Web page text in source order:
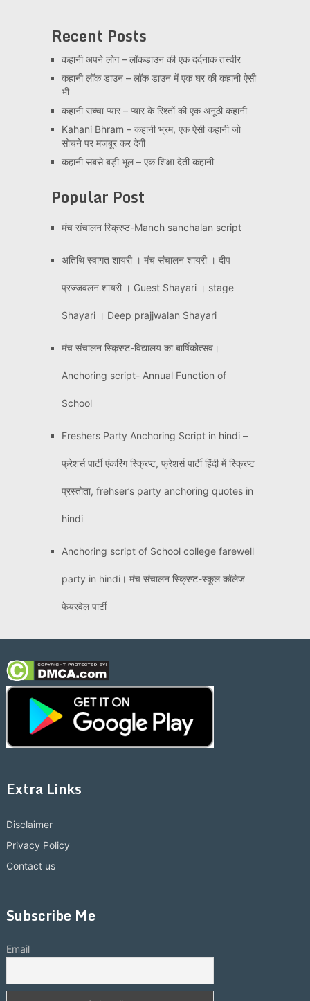
Recent Posts
कहानी अपने लोग – लॉकडाउन की एक दर्दनाक तस्वीर
कहानी लॉक डाउन – लॉक डाउन में एक घर की कहानी ऐसी
भी
कहानी सच्चा प्यार – प्यार के रिश्तों की एक अनूठी कहानी
Kahani Bhram – कहानी भ्रम, एक ऐसी कहानी जो
सोचने पर मज़बूर कर देगी
कहानी सबसे बड़ी भूल – एक शिक्षा देती कहानी
Popular Post
मंच संचालन स्क्रिप्ट-Manch sanchalan script
अतिथि स्वागत शायरी । मंच संचालन शायरी । दीप
प्रज्जवलन शायरी । Guest Shayari । stage
Shayari । Deep prajjwalan Shayari
मंच संचालन स्क्रिप्ट-विद्यालय का बार्षिकोत्सव।
Anchoring script- Annual Function of
School
Freshers Party Anchoring Script in hindi –
फ्रेशर्स पार्टी एंकरिंग स्क्रिप्ट, फ्रेशर्स पार्टी हिंदी में स्क्रिप्ट
प्रस्तोता, frehser’s party anchoring quotes in
hindi
Anchoring script of School college farewell
party in hindi। मंच संचालन स्क्रिप्ट-स्कूल कॉलेज
फेयरवेल पार्टी
Extra Links
Disclaimer
Privacy Policy
Contact us
Subscribe Me
Email